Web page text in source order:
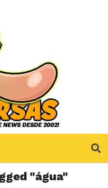
"água"